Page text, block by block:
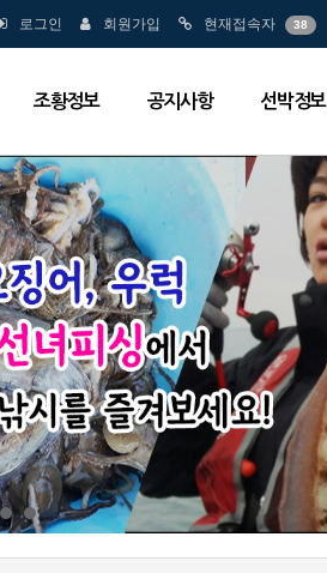
로그인 회원가입 현재접속자 38
조황정보 공지사항 선박정보